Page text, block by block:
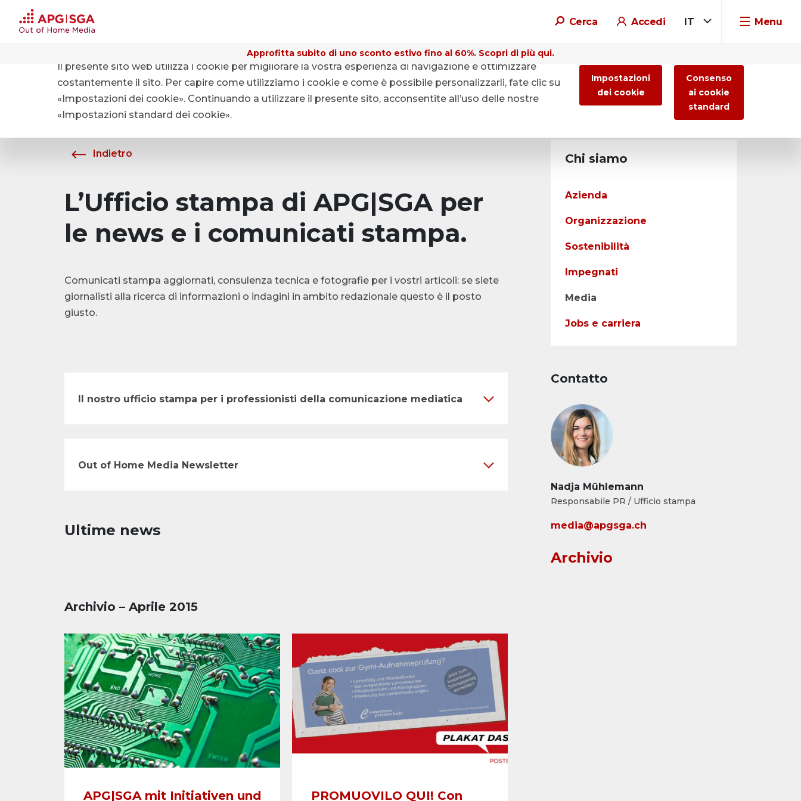
Cerca Accedi IT Menu
Approfitta subito di uno sconto estivo fino al 60%. Scopri di più qui.
Chi siamo Media
Indietro
L’Ufficio stampa di APG|SGA per
le news e i comunicati stampa.
Comunicati stampa aggiornati, consulenza tecnica e fotografie per i vostri articoli: se siete
giornalisti alla ricerca di informazioni o indagini in ambito redazionale questo è il posto
giusto.
Il nostro ufficio stampa per i professionisti della comunicazione mediatica
Out of Home Media Newsletter
Ultime news
Archivio – Aprile 2015
APG|SGA mit Initiativen und
PROMUOVILO QUI! Con
Chi siamo
Azienda
Organizzazione
Sostenibilità
Impegnati
Media
Jobs e carriera
Contatto
Nadja Mühlemann
Responsabile PR / Ufficio stampa
media@apgsga.ch
Archivio
Il presente sito web utilizza i cookie per migliorare la vostra esperienza di navigazione e ottimizzare
costantemente il sito. Per capire come utilizziamo i cookie e come è possibile personalizzarli, fate clic su
«Impostazioni dei cookie». Continuando a utilizzare il presente sito, acconsentite all’uso delle nostre
«Impostazioni standard dei cookie».
Impostazioni
dei cookie
Consenso
ai cookie
standard